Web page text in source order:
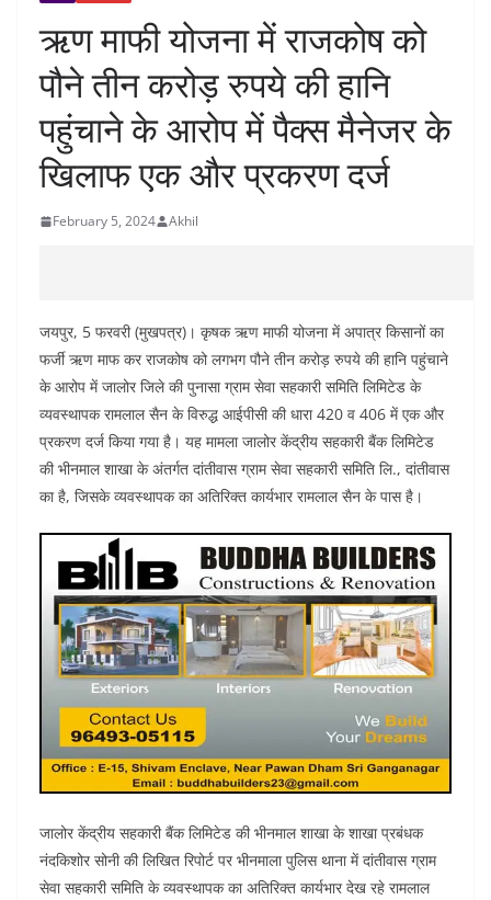
ऋण माफी योजना में राजकोष को
पौने तीन करोड़ रुपये की हानि
पहुंचाने के आरोप में पैक्स मैनेजर के
खिलाफ एक और प्रकरण दर्ज
February 5, 2024 Akhil
जयपुर, 5 फरवरी (मुखपत्र)। कृषक ऋण माफी योजना में अपात्र किसानों का
फर्जी ऋण माफ कर राजकोष को लगभग पौने तीन करोड़ रुपये की हानि पहुंचाने
के आरोप में जालोर जिले की पुनासा ग्राम सेवा सहकारी समिति लिमिटेड के
व्यवस्थापक रामलाल सैन के विरुद्ध आईपीसी की धारा 420 व 406 में एक और
प्रकरण दर्ज किया गया है। यह मामला जालोर केंद्रीय सहकारी बैंक लिमिटेड
की भीनमाल शाखा के अंतर्गत दांतीवास ग्राम सेवा सहकारी समिति लि., दांतीवास
का है, जिसके व्यवस्थापक का अतिरिक्त कार्यभार रामलाल सैन के पास है।
जालोर केंद्रीय सहकारी बैंक लिमिटेड की भीनमाल शाखा के शाखा प्रबंधक
नंदकिशोर सोनी की लिखित रिपोर्ट पर भीनमाला पुलिस थाना में दांतीवास ग्राम
सेवा सहकारी समिति के व्यवस्थापक का अतिरिक्त कार्यभार देख रहे रामलाल